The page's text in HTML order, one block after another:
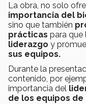
La obra, no solo
importancia del
sino que también
prácticas para que
liderazgo y
sus equipos.
Durante la
contenido, por
importancia del
de los equipos de